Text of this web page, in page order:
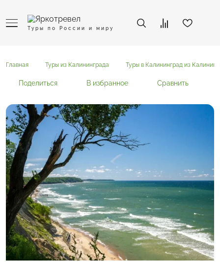
Туры по России и миру
Главная Туры из Калининграда Туры в Калининград из
Поделиться В избранное Сравнить